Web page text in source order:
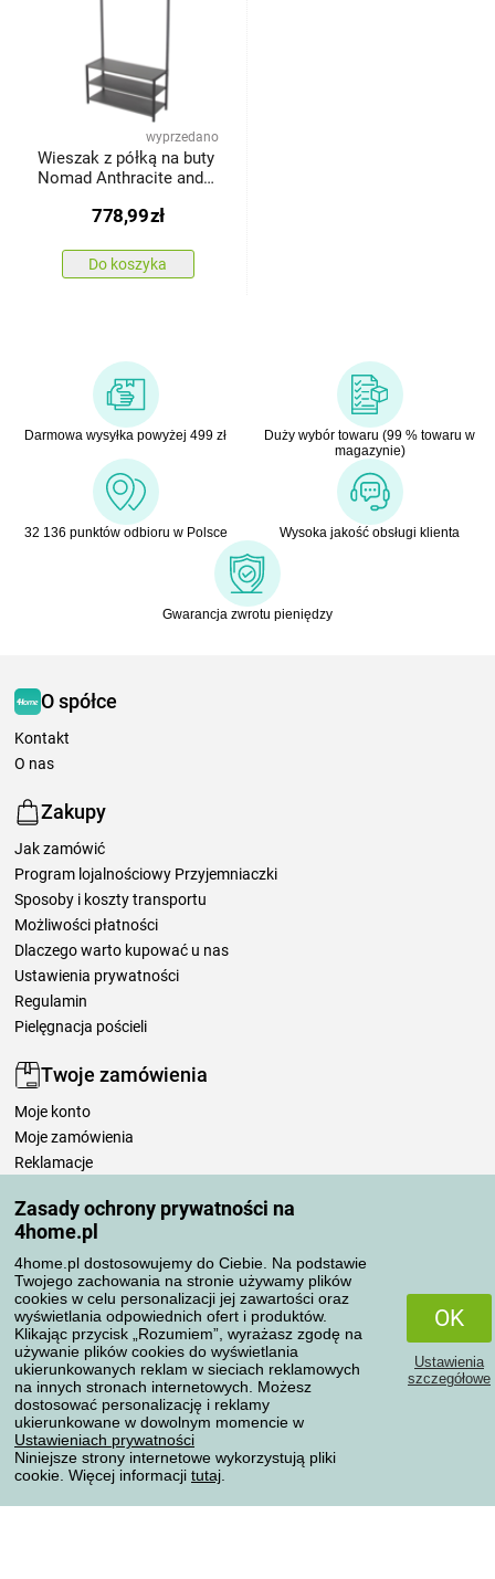
Zasady ochrony prywatności na
4home.pl
4home.pl dostosowujemy do Ciebie. Na podstawie
Twojego zachowania na stronie używamy plików
cookies w celu personalizacji jej zawartości oraz
wyświetlania odpowiednich ofert i produktów.
Klikając przycisk „Rozumiem”, wyrażasz zgodę na
używanie plików cookies do wyświetlania
ukierunkowanych reklam w sieciach reklamowych
na innych stronach internetowych. Możesz
dostosować personalizację i reklamy
ukierunkowane w dowolnym momencie w
Ustawieniach prywatności
Niniejsze strony internetowe wykorzystują pliki
cookie. Więcej informacji tutaj
OK
Ustawienia
szczegółowe
wyprzedano
Wieszak z półką na buty
Nomad Anthracite and
778,99zł
Do koszyka
Darmowa wysyłka powyżej 499 zł
Duży wybór towaru (99 % towaru w
magazynie)
32 136 punktów odbioru w Polsce Wysoka jakość obsługi klienta
Gwarancja zwrotu pieniędzy
O spółce
Kontakt
O nas
Zakupy
Jak zamówić
Program lojalnościowy Przyjemniaczki
Sposoby i koszty transportu
Możliwości płatności
Dlaczego warto kupować u nas
Ustawienia prywatności
Regulamin
Pielęgnacja pościeli
Twoje zamówienia
Moje konto
Moje zamówienia
Reklamacje
Zasady przetwarzania recenzji
Sposoby transportu
Metody płatności
Niezawodny sklep